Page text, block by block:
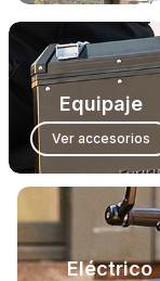
Equipaje
Ver accesorios
Eléctrico